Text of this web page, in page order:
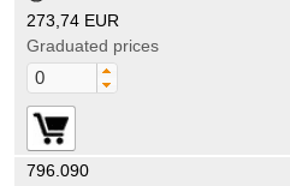
273,74 EUR
Graduated prices
796.090